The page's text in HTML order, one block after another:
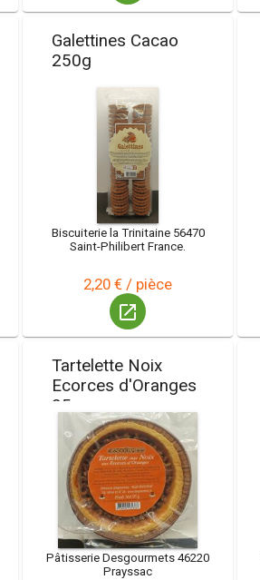
Galettines Cacao
250g
Biscuiterie la Trinitaine 56470
Saint-Philibert France.
2,20 € / pièce
launch
Tartelette Noix
Ecorces d'Oranges
95g
Pâtisserie Desgourmets 46220
Prayssac